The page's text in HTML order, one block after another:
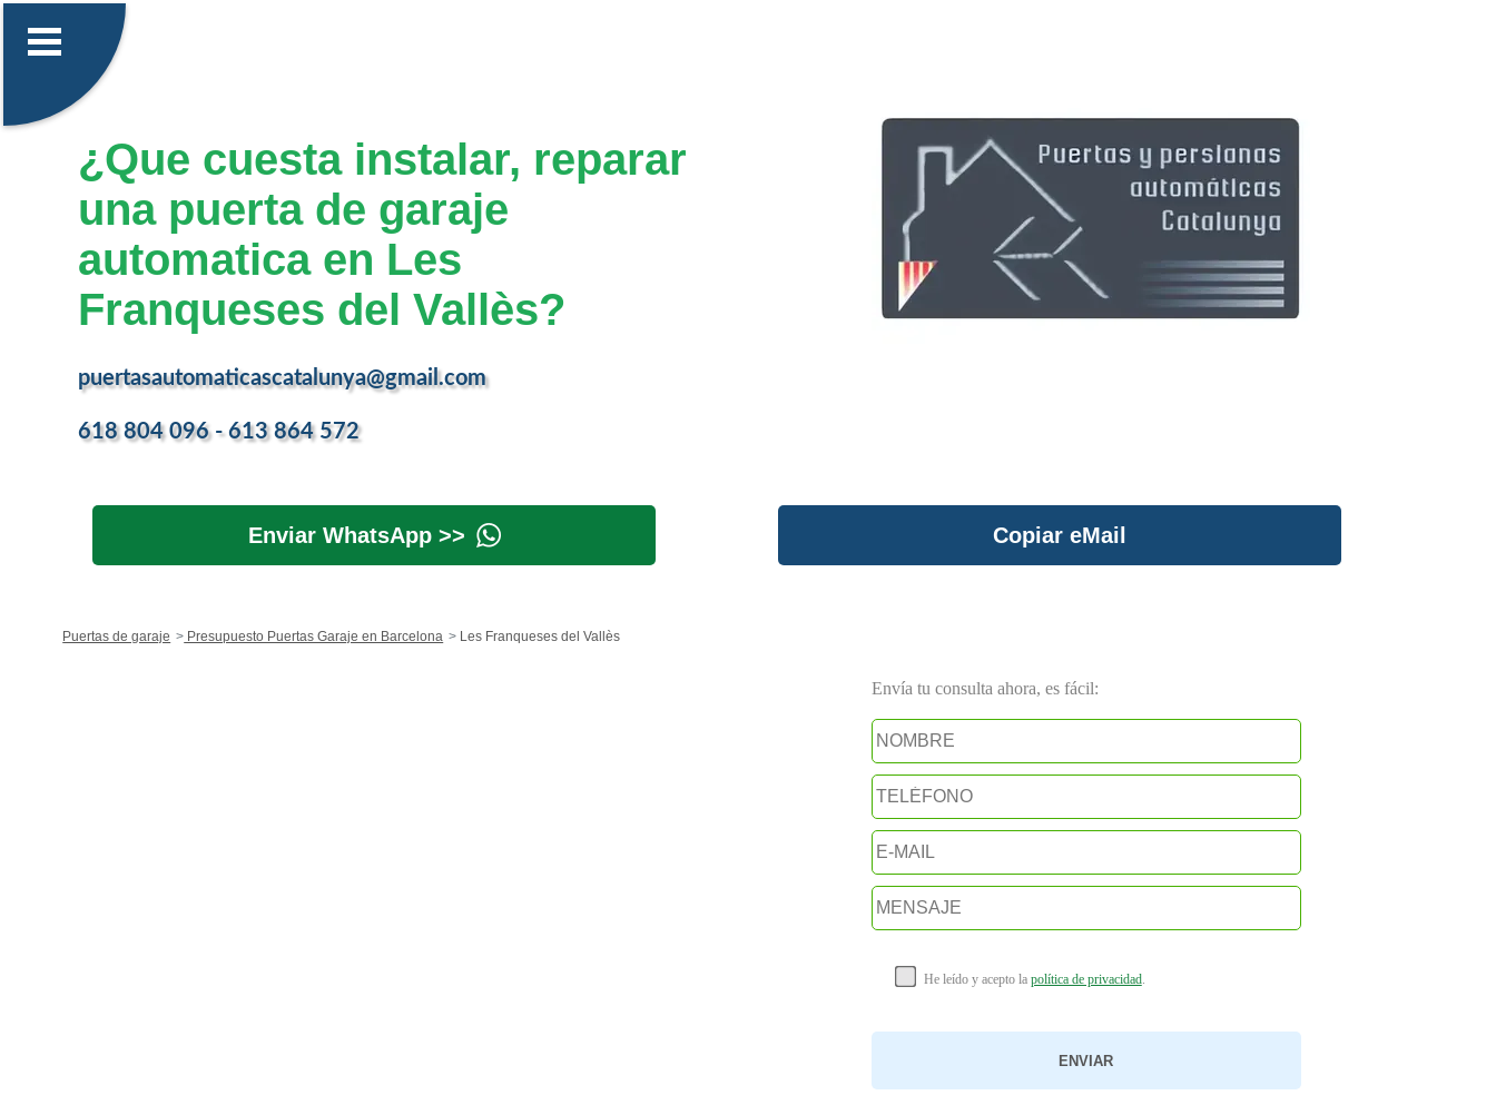
¿Que cuesta instalar, reparar
una puerta de garaje
automatica en Les
Franqueses del Vallès?
puertasautomaticascatalunya@gmail.com
618 804 096 - 613 864 572
Enviar WhatsApp >> Copiar eMail
Puertas de garaje Presupuesto Puertas Garaje en Barcelona Les Franqueses del Vallès
Envía tu consulta ahora, es fácil:
He leído y acepto la política de privacidad.